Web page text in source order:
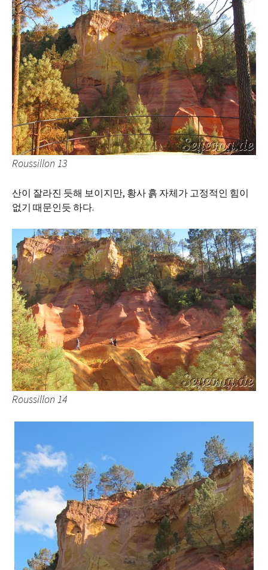
Roussillon 13
산이 잘라진 듯해 보이지만, 황사 흙 자체가 고정적인 힘이
없기 때문인듯 하다.
Roussillon 14